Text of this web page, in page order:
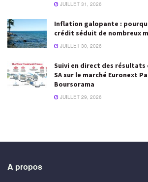
JUILLET 31, 2026
Inflation galopante :
crédit séduit de nombreux
JUILLET 30, 2026
Suivi en direct des résultats
SA sur le marché Euronext
Boursorama
JUILLET 29, 2026
A propos